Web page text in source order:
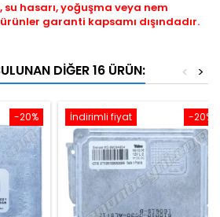
su hasarı, yoğuşma veya nem
garanti kapsamı dışındadır.
DIĞER 16 ÜRÜN: >
<
-20% -20%
İndirimli fiyat